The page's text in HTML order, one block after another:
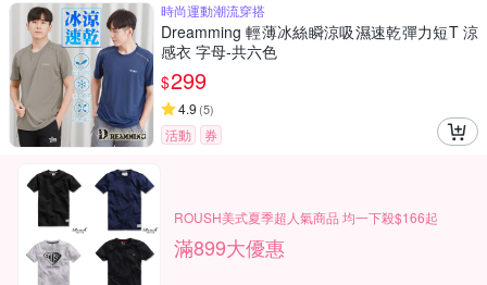
時尚運動潮流穿搭
Dreamming 輕薄冰絲瞬涼吸濕速乾彈力短T 涼
感衣 字母-共六色
$299
4.9 (5)
活動 券
ROUSH美式夏季超人氣商品 均一下殺$166起
滿899大優惠